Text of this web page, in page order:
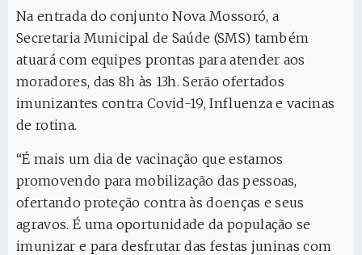
Na entrada do conjunto Nova Mossoró, a
Secretaria Municipal de Saúde (SMS) também
atuará com equipes prontas para atender aos
moradores, das 8h às 13h. Serão ofertados
imunizantes contra Covid-19, Influenza e vacinas
de rotina.
“É mais um dia de vacinação que estamos
promovendo para mobilização das pessoas,
ofertando proteção contra às doenças e seus
agravos. É uma oportunidade da população se
imunizar e para desfrutar das festas juninas com